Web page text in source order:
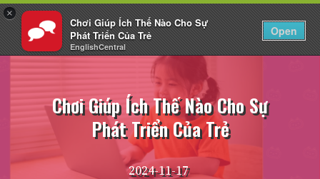
×
Chơi Giúp Ích Thế Nào Cho Sự
Phát Triển Của Trẻ
EnglishCentral
Open
Đăng nhập VI
Chuyển
Chơi Giúp Ích Thế Nào Cho Sự
Phát Triển Của Trẻ
2024-11-17